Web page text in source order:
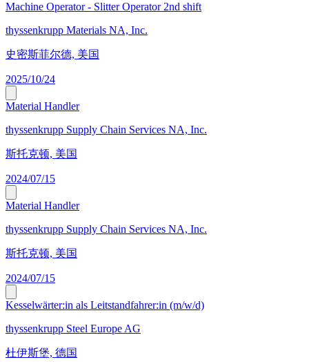
Machine Operator - Slitter Operator 2nd shift
thyssenkrupp Materials NA, Inc.
史密斯菲尔德, 美国
2025/10/24
Material Handler
thyssenkrupp Supply Chain Services NA, Inc.
斯托克顿, 美国
2024/07/15
Material Handler
thyssenkrupp Supply Chain Services NA, Inc.
斯托克顿, 美国
2024/07/15
Kesselwärter:in als Leitstandfahrer:in (m/w/d)
thyssenkrupp Steel Europe AG
杜伊斯堡, 德国